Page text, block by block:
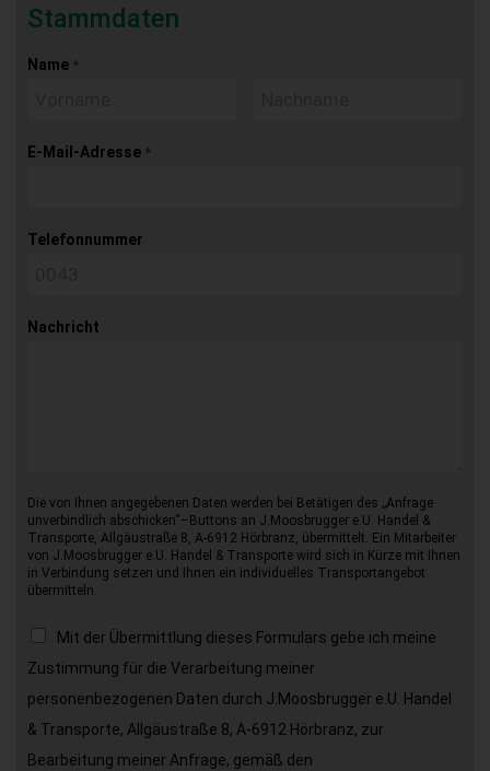
Stammdaten
Name *
E-Mail-Adresse *
Telefonnummer
Nachricht
Die von Ihnen angegebenen Daten werden bei Betätigen des „Anfrage
unverbindlich abschicken“–Buttons an J.Moosbrugger e.U. Handel &
Transporte, Allgäustraße 8, A-6912 Hörbranz, übermittelt. Ein Mitarbeiter
von J.Moosbrugger e.U. Handel & Transporte wird sich in Kürze mit Ihnen
in Verbindung setzen und Ihnen ein individuelles Transportangebot
übermitteln.
Mit der Übermittlung dieses Formulars gebe ich meine
Zustimmung für die Verarbeitung meiner
personenbezogenen Daten durch J.Moosbrugger e.U. Handel
& Transporte, Allgäustraße 8, A-6912 Hörbranz, zur
Bearbeitung meiner Anfrage, gemäß den